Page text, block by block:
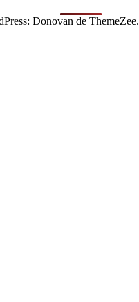
Donovan de ThemeZee.